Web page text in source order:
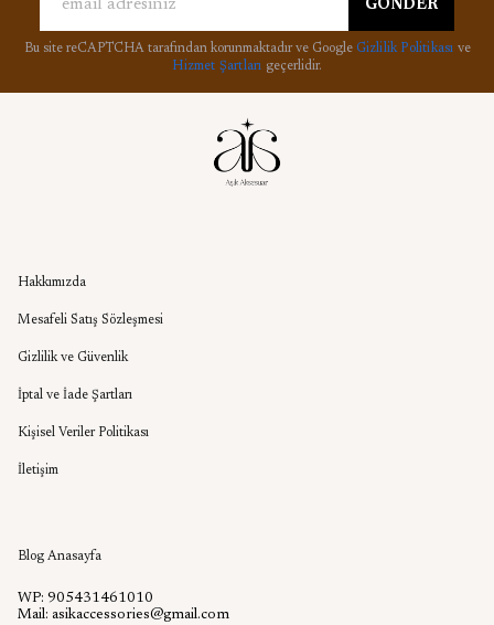
GÖNDER
Bu site reCAPTCHA tarafından korunmaktadır ve Google Gizlilik Politikası ve
Hizmet Şartları geçerlidir.
Hakkımızda
Mesafeli Satış Sözleşmesi
Gizlilik ve Güvenlik
İptal ve İade Şartları
Kişisel Veriler Politikası
İletişim
Blog Anasayfa
WP: 905431461010
Mail: asikaccessories@gmail.com